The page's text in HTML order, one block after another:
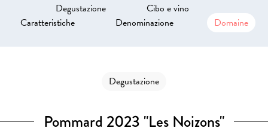
Degustazione
Cibo e vino
Caratteristiche
Denominazione Domaine
Degustazione
Pommard 2023 "Les Noizons"